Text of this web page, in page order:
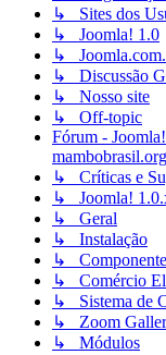
↳ Sites dos
↳ Joomla! 1.0
↳
↳ Discussão
↳ Nosso site
↳ Off-topic
Fórum -
↳ Críticas e
↳ Joomla!
↳ Geral
↳ Instalação
↳
↳ Comércio
↳ Sistema de
↳ Zoom
↳ Módulos